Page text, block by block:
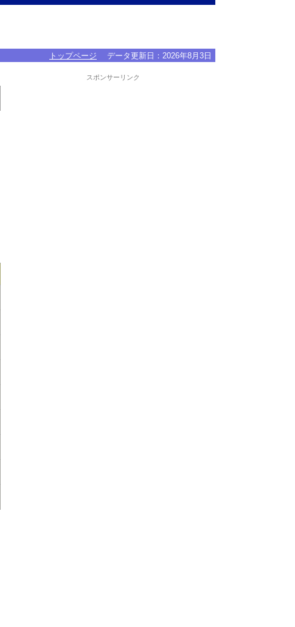
トップページ データ更新日： 2026年8月3日
スポンサーリンク